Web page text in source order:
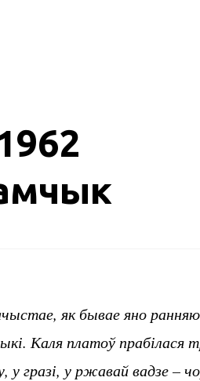
як бывае яно
Каля платоў прабілася
гразі, у ржавай вадзе –